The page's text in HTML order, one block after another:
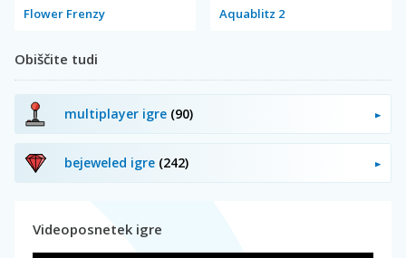
Flower Frenzy Aquablitz 2
Obiščite tudi
multiplayer igre (90)
bejeweled igre (242)
Videoposnetek igre